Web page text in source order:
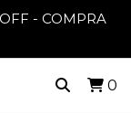
- COMPRA
0